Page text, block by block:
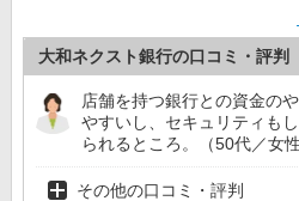
大和ネクスト銀行の口コミ・評判
店舗を持つ銀行との資金の
やすいし、セキュリティも
られるところ。（50代／女性
その他の口コミ・評判